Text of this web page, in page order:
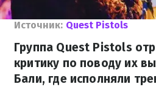
Источник: Quest Pistols
Группа Quest Pistols
критику по поводу их
Бали, где исполняли